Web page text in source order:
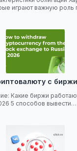
играют важную роль
с
Какие биржи
5 способов вывести…